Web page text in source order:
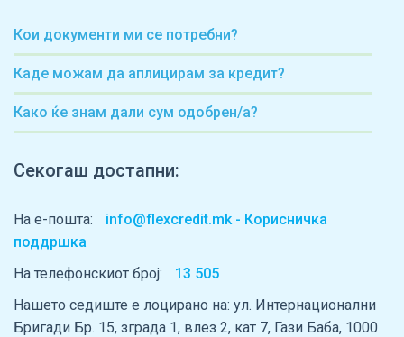
Кои документи ми се потребни?
Каде можам да аплицирам за кредит?
Како ќе знам дали сум одобрен/а?
Секогаш достапни:
На е-пошта:
info@flexcredit.mk - Корисничка
поддршка
На телефонскиот број:
13 505
Нашето седиште е лоцирано на: ул. Интернационални
Бригади Бр. 15, зграда 1, влез 2, кат 7, Гази Баба, 1000